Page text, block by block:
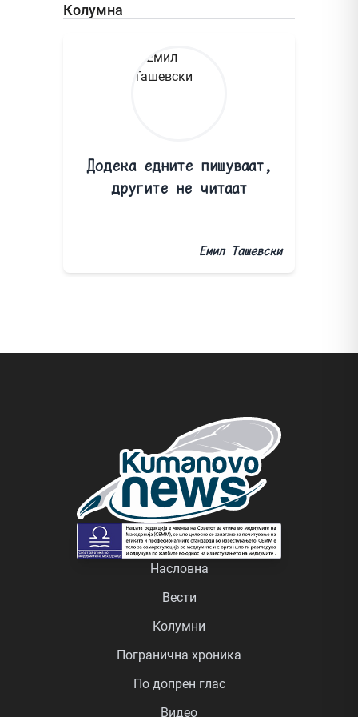
Колумна
Додека едните пишуваат,
другите не читаат
Емил Ташевски
Насловна
Вести
Колумни
Погранична хроника
По допрен глас
Видео